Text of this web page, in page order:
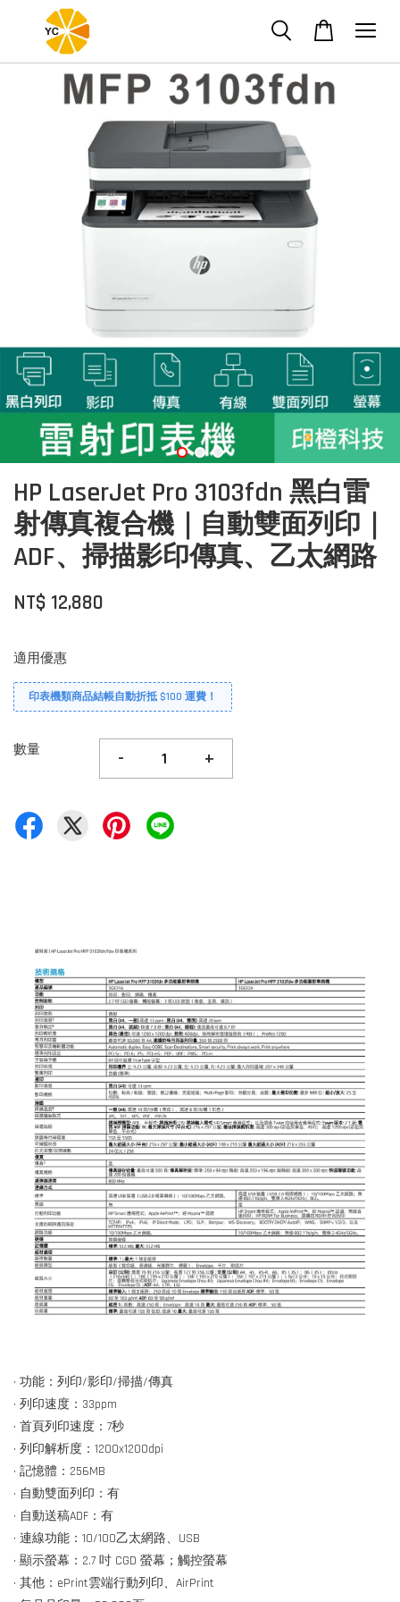
HP LaserJet Pro 3103fdn 黑白雷
射傳真複合機｜自動雙面列印｜
ADF、掃描影印傳真、乙太網路
NT$ 12,880
適用優惠
印表機類商品結帳自動折抵 $100 運費！
數量 - +
• 功能：列印/影印/掃描/傳真
• 列印速度：33ppm
• 首頁列印速度：7秒
• 列印解析度：1200x1200dpi
• 記憶體：256MB
• 自動雙面列印：有
• 自動送稿ADF：有
• 連線功能：10/100乙太網路、USB
• 顯示螢幕：2.7 吋 CGD 螢幕；觸控螢幕
• 其他：ePrint雲端行動列印、AirPrint